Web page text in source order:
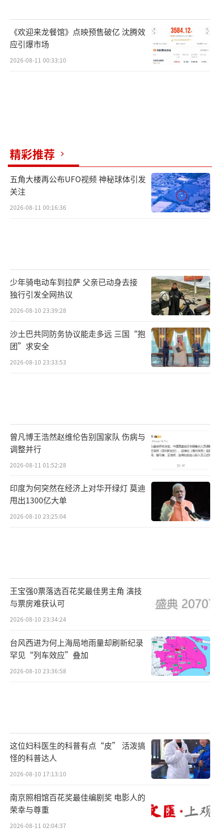
《欢迎来龙餐馆》点映预售破亿 沈腾效
应引爆市场
2026-08-11 00:33:10
精彩推荐
五角大楼再公布UFO视频 神秘球体引发
关注
2026-08-11 00:16:36
少年骑电动车到拉萨 父亲已动身去接
独行引发全网热议
2026-08-10 23:39:28
沙土巴共同防务协议能走多远 三国“抱
团”求安全
2026-08-10 23:33:53
曾凡博王浩然赵维伦告别国家队 伤病与
调整并行
2026-08-11 01:52:28
印度为何突然在经济上对华开绿灯 莫迪
甩出1300亿大单
2026-08-10 23:25:04
王宝强0票落选百花奖最佳男主角 演技
与票房难获认可
2026-08-10 23:34:24
台风西进为何上海局地雨量却刷新纪录
罕见“列车效应”叠加
2026-08-10 23:36:58
这位妇科医生的科普有点“皮” 活泼搞
怪的科普达人
2026-08-10 17:13:10
南京照相馆百花奖最佳编剧奖 电影人的
荣幸与尊重
2026-08-11 02:04:37